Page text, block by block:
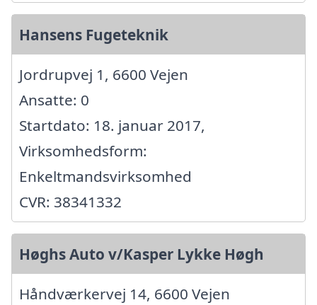
Hansens Fugeteknik
Jordrupvej 1, 6600 Vejen
Ansatte: 0
Startdato: 18. januar 2017,
Virksomhedsform:
Enkeltmandsvirksomhed
CVR: 38341332
Høghs Auto v/Kasper Lykke Høgh
Håndværkervej 14, 6600 Vejen